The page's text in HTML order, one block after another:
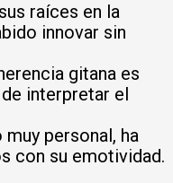
raíces en la
innovar sin
gitana es
interpretar el
muy personal, ha
con su emotividad.